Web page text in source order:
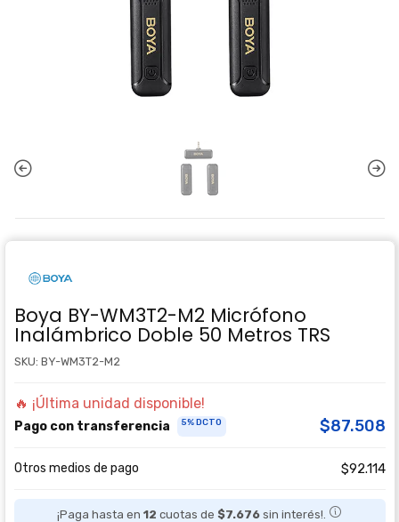
Boya BY-WM3T2-M2 Micrófono
Inalámbrico Doble 50 Metros TRS
SKU: BY-WM3T2-M2
🔥 ¡Última unidad disponible!
Pago con transferencia 5% DCTO $87.508
Otros medios de pago $92.114
¡Paga hasta en 12 cuotas de $7.676sin interés!.